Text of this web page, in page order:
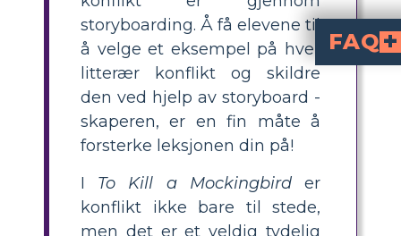
storyboarding. Å få elevene til
å velge et eksempel på hver
litterær konflikt og skildre
den ved hjelp av storyboard -
skaperen, er en fin måte å
forsterke leksjonen din på!
I To Kill a Mockingbirder
konflikt ikke bare til stede,
men det er et veldig tydelig
FAQ